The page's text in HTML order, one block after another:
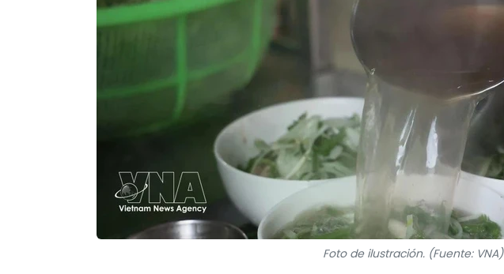
Foto de ilustración. (Fuente: VNA)